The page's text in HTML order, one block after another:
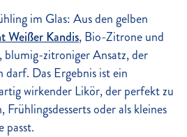
im Glas: Aus den gelben
Weißer Kandis, Bio-Zitrone und
blumig-zitroniger Ansatz, der
darf. Das Ergebnis ist ein
wirkender Likör, der perfekt zu
oder als kleines
passt.